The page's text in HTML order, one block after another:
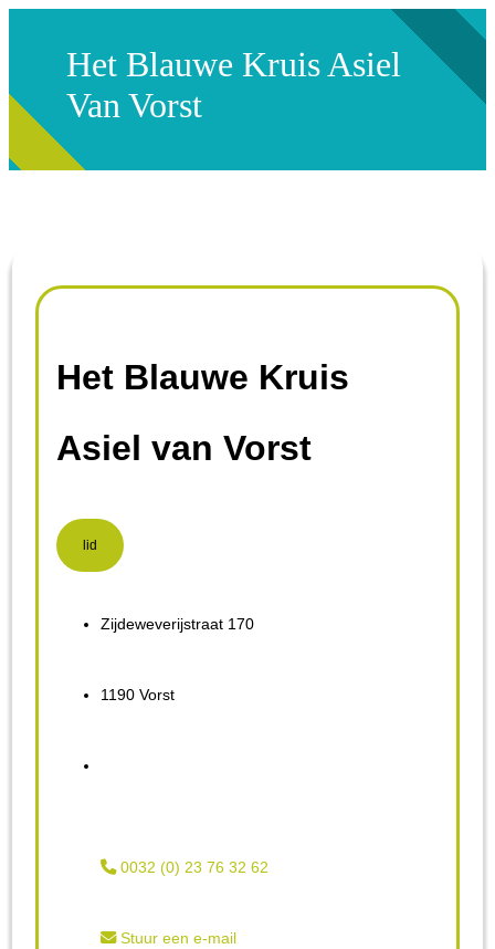
Het Blauwe Kruis Asiel
Van Vorst
Het Blauwe Kruis
Asiel van Vorst
lid
Zijdeweverijstraat 170
1190 Vorst
0032 (0) 23 76 32 62
Stuur een e-mail